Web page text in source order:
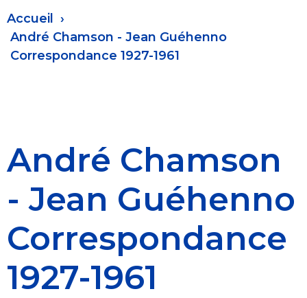
Fil
d'Ariane
Accueil
André Chamson - Jean Guéhenno
Correspondance 1927-1961
André Chamson
- Jean Guéhenno
Correspondance
1927-1961